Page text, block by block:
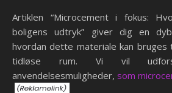
Artiklen “Microcement i fokus:
boligens udtryk” giver dig en
hvordan dette materiale kan bruges
tidløse rum. Vi vil
anvendelsesmuligheder, som